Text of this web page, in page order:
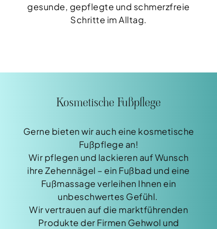
gesunde, gepflegte und schmerzfreie
Schritte im Alltag.
Kosmetische Fußpflege
Gerne bieten wir auch eine kosmetische
Fußpflege an!
Wir pflegen und lackieren auf Wunsch
ihre Zehennägel – ein Fußbad und eine
Fußmassage verleihen Ihnen ein
unbeschwertes Gefühl.
Wir vertrauen auf die marktführenden
Produkte der Firmen Gehwol und